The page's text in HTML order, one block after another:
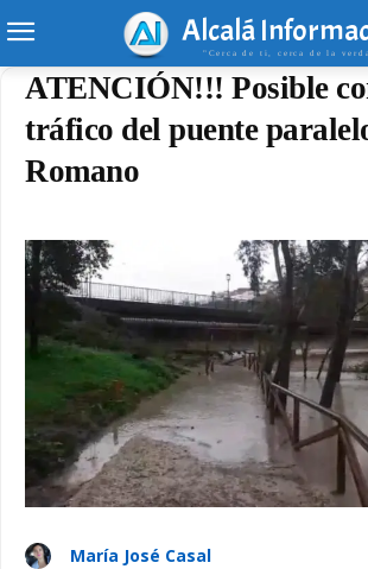
Alcalá
"Cerca de ti, cerca de la
ATENCIÓN!!! Posible
tráfico del puente
Romano
María José Casal